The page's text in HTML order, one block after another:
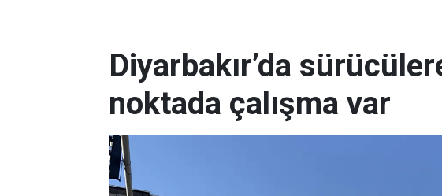
Diyarbakır’da
noktada çalışma var